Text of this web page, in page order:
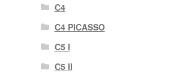
C4
C4 PICASSO
C5 I
C5 II